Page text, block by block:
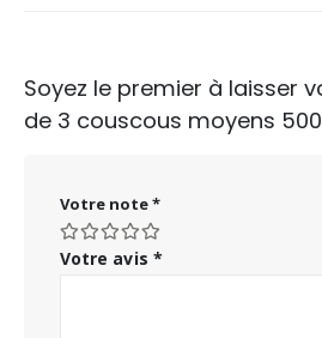
Soyez le premier à laisser
de 3 couscous moyens
Votre note*
Votre avis *